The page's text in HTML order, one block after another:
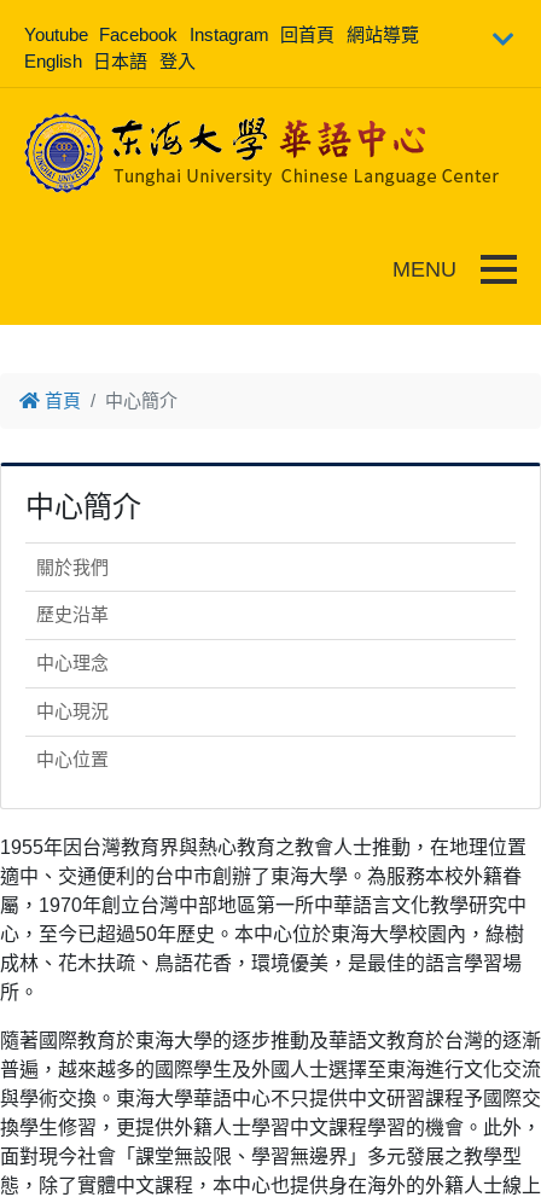
Youtube Facebook Instagram 回首頁
網站導覽
English
日本語 登入
首頁 中心簡介
中心簡介
關於我們
歷史沿革
中心理念
中心現況
中心位置
1955年因台灣教育界與熱心教育之教會人士推動，在地理位置
適中、交通便利的台中市創辦了東海大學。為服務本校外籍眷
屬，1970年創立台灣中部地區第一所中華語言文化教學研究中
心，至今已超過50年歷史。本中心位於東海大學校園內，綠樹
成林、花木扶疏、鳥語花香，環境優美，是最佳的語言學習場
所。
隨著國際教育於東海大學的逐步推動及華語文教育於台灣的逐漸
普遍，越來越多的國際學生及外國人士選擇至東海進行文化交流
與學術交換。東海大學華語中心不只提供中文研習課程予國際交
換學生修習，更提供外籍人士學習中文課程學習的機會。此外，
面對現今社會「課堂無設限、學習無邊界」多元發展之教學型
態，除了實體中文課程，本中心也提供身在海外的外籍人士線上